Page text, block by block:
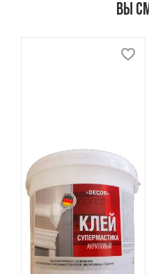
Вы